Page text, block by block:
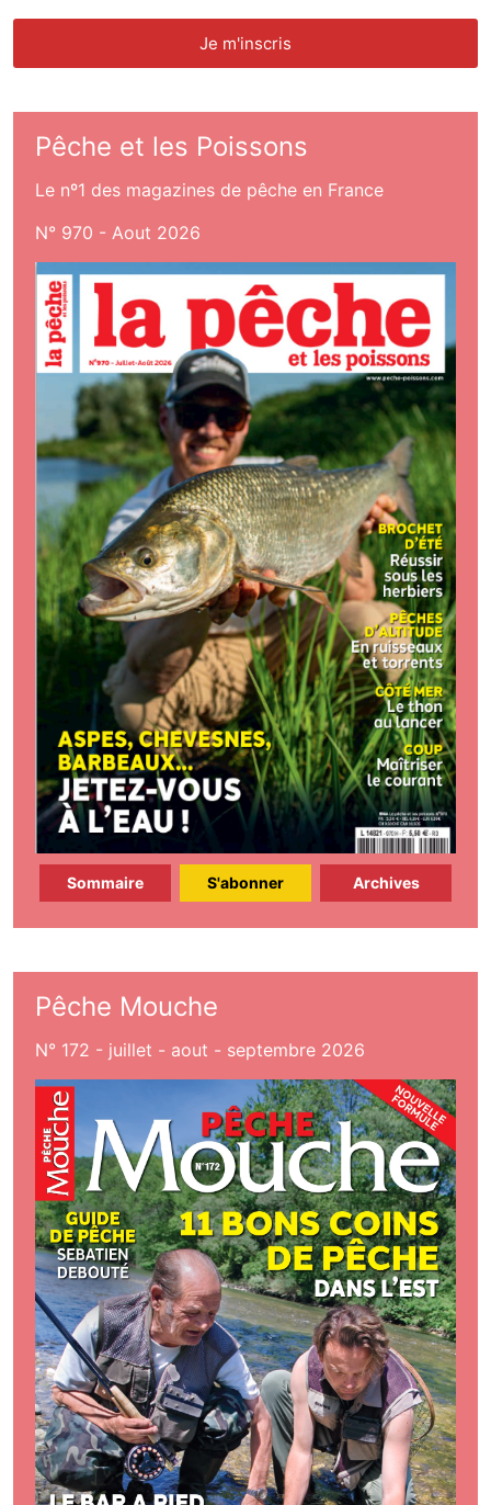
Pêche et les Poissons
Le nº1 des magazines de pêche en France
N° 970 - Aout 2026
Sommaire S'abonner Archives
Pêche Mouche
N° 172 - juillet - aout - septembre 2026